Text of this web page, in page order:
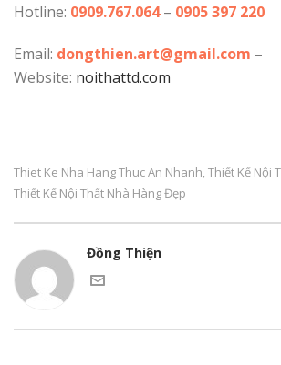
Hotline: 0909.767.064– 0905 397 220
Email: dongthien.art@gmail.com –
Website: noithattd.com
Thiet Ke Nha Hang Thuc An Nhanh, Thiết Kế Nội
Thiết Kế Nội Thất Nhà Hàng Đẹp
Đồng Thiện